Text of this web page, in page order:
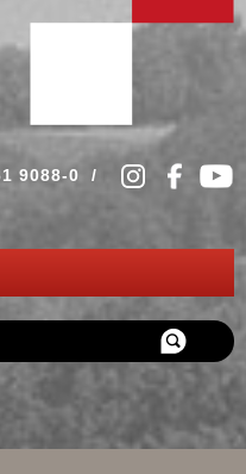
9088-0 /